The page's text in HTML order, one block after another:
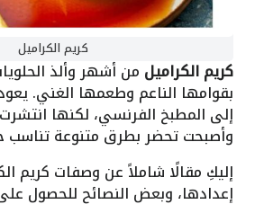
كريم الكراميل
كريم الكراميل من أشهر وألذ
بقوامها الناعم وطعمها الغني.
إلى المطبخ الفرنسي، لكنها
وأصبحت تحضر بطرق متنوعة تناسب
إليكِ مقالًا شاملاً عن وصفات كريم
إعدادها، وبعض النصائح للحصول